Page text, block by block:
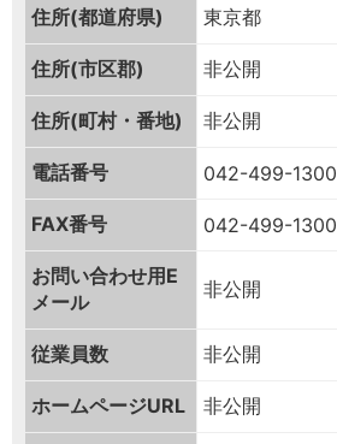
住所(都道府県) 東京都
住所(市区郡) 非公開
住所(町村・番地) 非公開
電話番号 042-499-1300
FAX番号 042-499-1300
お問い合わせ用 E
メール
非公開
従業員数 非公開
ホームページURL 非公開